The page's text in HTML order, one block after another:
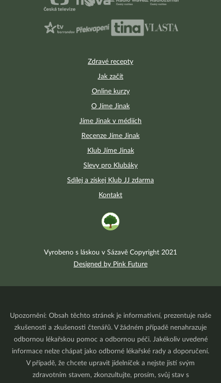
Zdravé recepty
Jak začít
Online kurzy
O Jíme Jinak
Jíme Jinak v médiích
Recenze Jíme Jinak
Klub Jíme Jinak
Slevy pro Klubáky
Sdílej a získej Klub JJ zdarma
Kontakt
Vyrobeno s láskou v Sázavě Copyright 2021
Designed by Pink Future
Upozornění: Obsah těchto stránek je informativní, prezentuje naše
zkušenosti a zkušenosti čtenářů. V žádném případě nenahrazuje
odbornou lékařskou pomoc a odbornou péči. Jakékoliv uvedené
informace nelze chápat jako odborné lékařské rady a doporučení.
V případě, že chcete upravit jídelníček a nejste jistí svým
zdravotním stavem, zkonzultujte, prosím, svůj stav s